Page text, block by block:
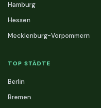
Hamburg
Hessen
Mecklenburg-Vorpommern
TOP STÄDTE
Berlin
Bremen